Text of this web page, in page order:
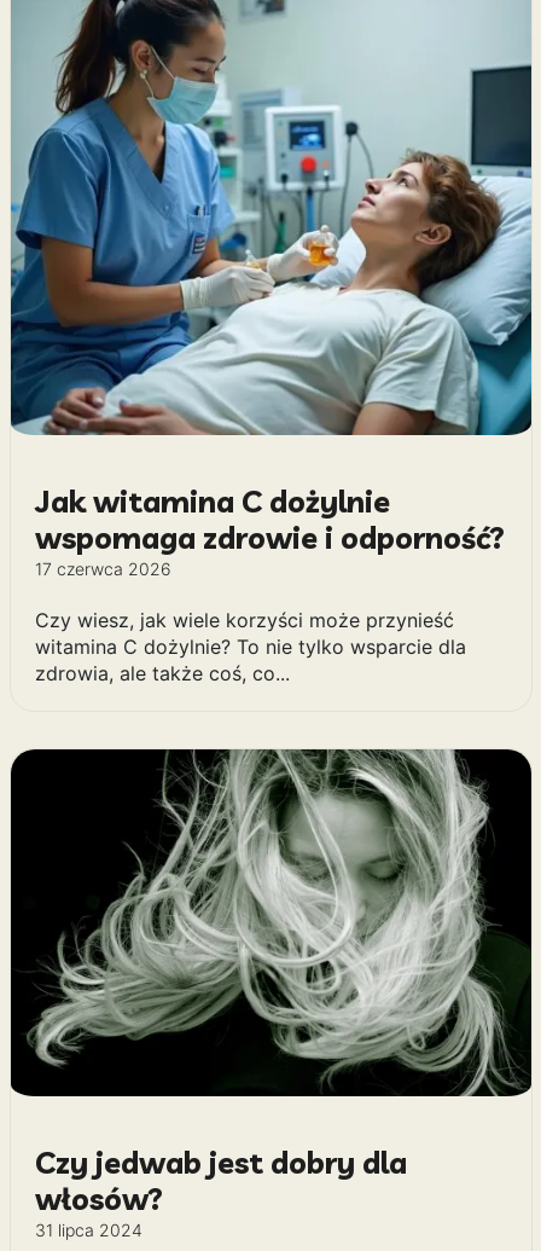
Jak witamina C dożylnie
wspomaga zdrowie i odporność?
17 czerwca 2026
Czy wiesz, jak wiele korzyści może przynieść
witamina C dożylnie? To nie tylko wsparcie dla
zdrowia, ale także coś, co...
Czy jedwab jest dobry dla
włosów?
31 lipca 2024